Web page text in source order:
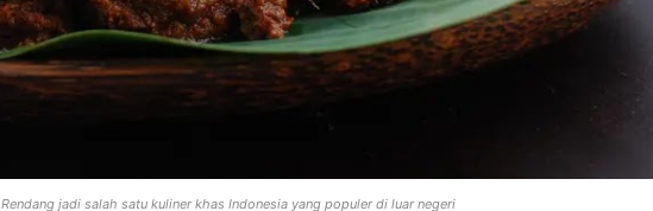
Rendang jadi salah satu kuliner khas Indonesia yang populer di luar negeri